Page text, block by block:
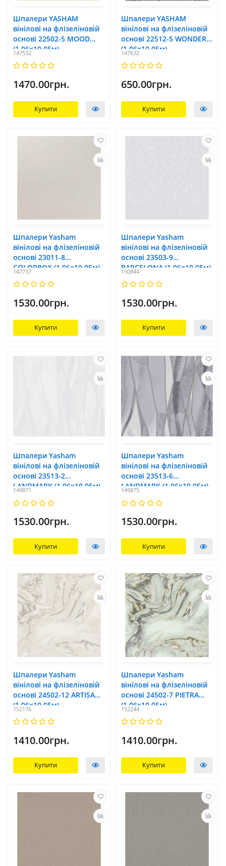
Шпалери YASHAM
вінілові на флізеліновій
основі 22502-5 MOOD
(1,06х10,05м)
147532
1470.00грн.
Купити
Шпалери YASHAM
вінілові на флізеліновій
основі 22512-5 WONDER
(1,06х10,05м)
147632
650.00грн.
Купити
Шпалери Yasham
вінілові на флізеліновій
основі 23011-8
COLORBOX (1,06х10,05м)
147737
1530.00грн.
Купити
Шпалери Yasham
вінілові на флізеліновій
основі 23503-9
BARCELONA (1,06х10,05м)
150844
1530.00грн.
Купити
Шпалери Yasham
вінілові на флізеліновій
основі 23513-2
LANDMARK (1,06х10,05м)
149871
1530.00грн.
Купити
Шпалери Yasham
вінілові на флізеліновій
основі 23513-6
LANDMARK (1,06х10,05м)
149875
1530.00грн.
Купити
Шпалери Yasham
вінілові на флізеліновій
основі 24502-12 ARTISAN
(1,06х10,05м)
152176
1410.00грн.
Купити
Шпалери Yasham
вінілові на флізеліновій
основі 24502-7 PIETRA
(1,06х10,05м)
152244
1410.00грн.
Купити